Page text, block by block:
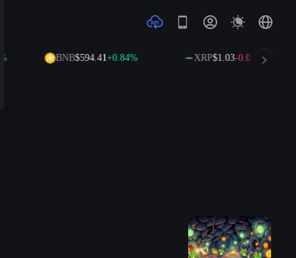
BNB$594.41+0.84% XRP$1.03-0.01%